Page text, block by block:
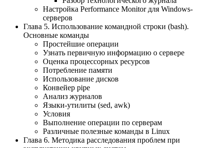
Настройка Performance Monitor для Windows-
серверов
Глава 5. Использование командной строки (bash).
Основные команды
Простейшие операции
Узнать первичную информацию о сервере
Оценка процессорных ресурсов
Потребление памяти
Использование дисков
Конвейер pipe
Анализ журналов
Языки-утилиты (sed, awk)
Условия
Выполнение операции по серверам
Различные полезные команды в Linux
Глава 6. Методика расследования проблем при